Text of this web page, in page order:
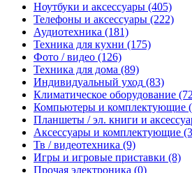
Ноутбуки и аксессуары (405)
Телефоны и аксессуары (222)
Аудиотехника (181)
Техника для кухни (175)
Фото / видео (126)
Техника для дома (89)
Индивидуальный уход (83)
Климатическое оборудование
Компьютеры и комплектующие
Планшеты / эл. книги и
Аксессуары и комплектующие
Тв / видеотехника (9)
Игры и игровые приставки (8)
Прочая электроника (0)